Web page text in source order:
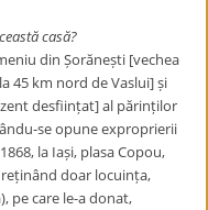
casă?
din Șorănești [vechea
45 km nord de Vaslui] și
desființat] al părinților
se opune exproprierii
la Iași, plasa Copou,
doar locuința,
pe care le-a donat,